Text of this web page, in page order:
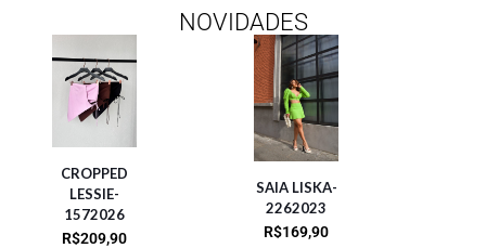
NOVIDADES
CROPPED
LESSIE-
1572026
R$209,90
SAIA LISKA-
2262023
R$169,90